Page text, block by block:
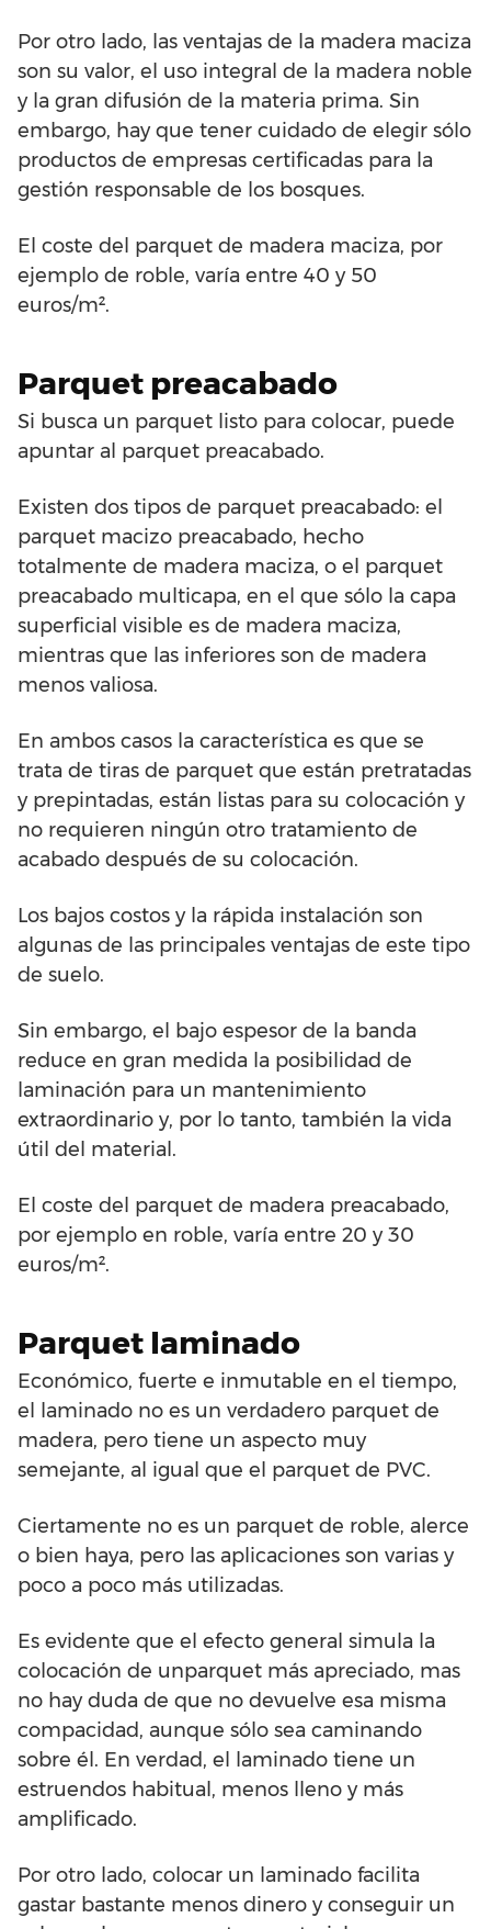
Por otro lado, las ventajas de la madera maciza
son su valor, el uso integral de la madera noble
y la gran difusión de la materia prima. Sin
embargo, hay que tener cuidado de elegir sólo
productos de empresas certificadas para la
gestión responsable de los bosques.
El coste del parquet de madera maciza, por
ejemplo de roble, varía entre 40 y 50
euros/m².
Parquet preacabado
Si busca un parquet listo para colocar, puede
apuntar al parquet preacabado.
Existen dos tipos de parquet preacabado: el
parquet macizo preacabado, hecho
totalmente de madera maciza, o el parquet
preacabado multicapa, en el que sólo la capa
superficial visible es de madera maciza,
mientras que las inferiores son de madera
menos valiosa.
En ambos casos la característica es que se
trata de tiras de parquet que están pretratadas
y prepintadas, están listas para su colocación y
no requieren ningún otro tratamiento de
acabado después de su colocación.
Los bajos costos y la rápida instalación son
algunas de las principales ventajas de este tipo
de suelo.
Sin embargo, el bajo espesor de la banda
reduce en gran medida la posibilidad de
laminación para un mantenimiento
extraordinario y, por lo tanto, también la vida
útil del material.
El coste del parquet de madera preacabado,
por ejemplo en roble, varía entre 20 y 30
euros/m².
Parquet laminado
Económico, fuerte e inmutable en el tiempo,
el laminado no es un verdadero parquet de
madera, pero tiene un aspecto muy
semejante, al igual que el parquet de PVC.
Ciertamente no es un parquet de roble, alerce
o bien haya, pero las aplicaciones son varias y
poco a poco más utilizadas.
Es evidente que el efecto general simula la
colocación de unparquet más apreciado, mas
no hay duda de que no devuelve esa misma
compacidad, aunque sólo sea caminando
sobre él. En verdad, el laminado tiene un
estruendos habitual, menos lleno y más
amplificado.
Por otro lado, colocar un laminado facilita
gastar bastante menos dinero y conseguir un